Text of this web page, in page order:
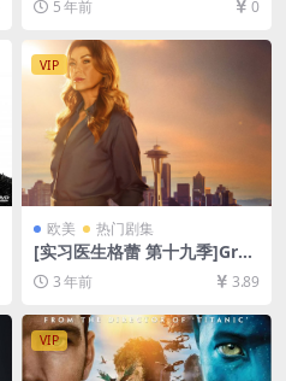
[MP4/19GB][中英字幕]
5 年前 0
VIP
欧美 热门剧集
[实习医生格蕾 第十九季]Gre
y’s Anatomy Season 19 (20
22)[百度网盘+夸克网盘1080P
超清未删减资源][网盘在线播
放/下载][MP4/35GB][奈飞官
方中字]
3 年前 3.89
VIP